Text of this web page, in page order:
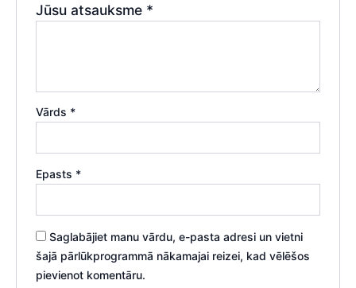
Jūsu atsauksme *
Vārds *
Epasts *
Saglabājiet manu vārdu, e-pasta adresi un vietni
šajā pārlūkprogrammā nākamajai reizei, kad vēlēšos
pievienot komentāru.